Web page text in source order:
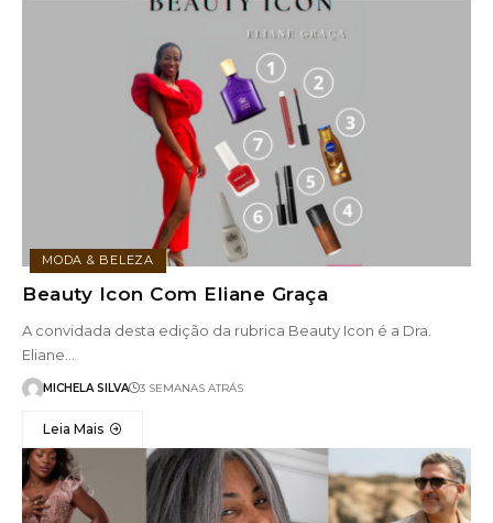
MODA & BELEZA
Beauty Icon Com Eliane Graça
A convidada desta edição da rubrica Beauty Icon é a Dra.
Eliane…
MICHELA SILVA 3 SEMANAS ATRÁS
Leia Mais